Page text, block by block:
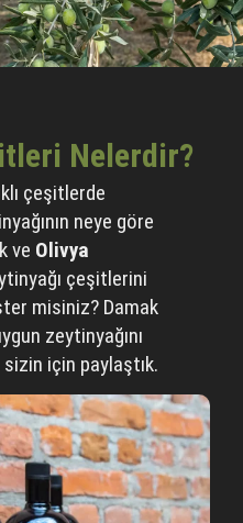
Nelerdir?
çeşitlerde
neye göre
ve Olivya
çeşitlerini
misiniz? Damak
zeytinyağını
için paylaştık.